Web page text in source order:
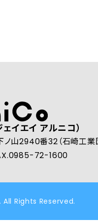
イエイ アルニコ）
山2940番32（石崎工業
72-1600
Rights Reserved.